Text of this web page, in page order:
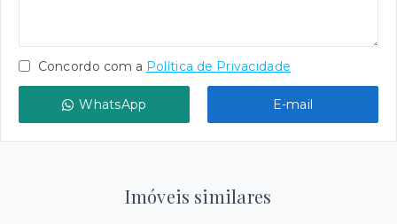
Concordo com a Política de Privacidade
WhatsApp E-mail
Imóveis similares